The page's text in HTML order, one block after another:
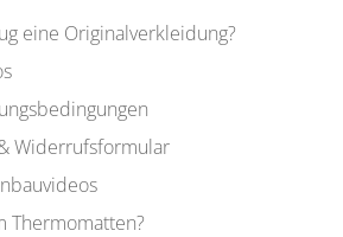
eine Originalverkleidung?
Widerrufsformular
Thermomatten?